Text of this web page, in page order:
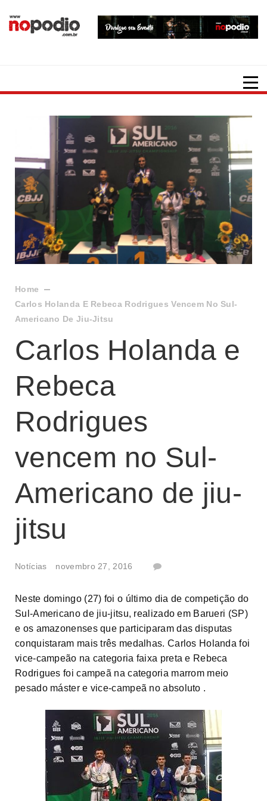
Home
Carlos Holanda E Rebeca Rodrigues Vencem No Sul-
Americano De Jiu-Jitsu
Carlos Holanda e
Rebeca
Rodrigues
vencem no Sul-
Americano de jiu-
jitsu
Notícias novembro 27, 2016
Neste domingo (27) foi o último dia de competição do
Sul-Americano de jiu-jitsu, realizado em Barueri (SP)
e os amazonenses que participaram das disputas
conquistaram mais três medalhas. Carlos Holanda foi
vice-campeão na categoria faixa preta e Rebeca
Rodrigues foi campeã na categoria marrom meio
pesado máster e vice-campeã no absoluto .